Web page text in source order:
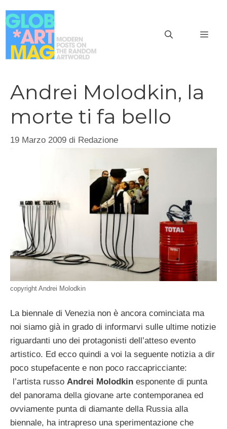
al
contenuto
Andrei Molodkin, la
morte ti fa bello
19 Marzo 2009 di Redazione
copyright Andrei Molodkin
La biennale di Venezia non è ancora cominciata ma
noi siamo già in grado di informarvi sulle ultime notizie
riguardanti uno dei protagonisti dell’atteso evento
artistico. Ed ecco quindi a voi la seguente notizia a dir
poco stupefacente e non poco raccapricciante:
l’artista russo Andrei Molodkin esponente di punta
del panorama della giovane arte contemporanea ed
ovviamente punta di diamante della Russia alla
biennale, ha intrapreso una sperimentazione che